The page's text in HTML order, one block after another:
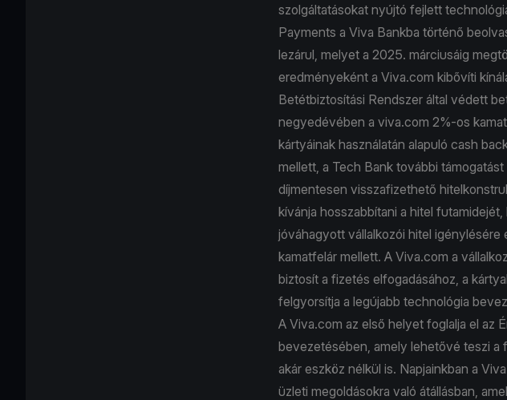
szolgáltatásokat nyújtó fejlett
Payments a Viva Βankba történő
lezárul, melyet a 2025. márciusáig
eredményeként a Viva.com kibővíti
Betétbiztosítási Rendszer által védett
negyedévében a viva.com 2%-os
kártyáinak használatán alapuló cash
mellett, a Tech Bank további
díjmentesen visszafizethető
kívánja hosszabbítani a hitel
jóváhagyott vállalkozói hitel
kamatfelár mellett. A Viva.com a
biztosít a fizetés elfogadásához, a
felgyorsítja a legújabb technológia
A Viva.com az első helyet foglalja el az
bevezetésében, amely lehetővé teszi a
akár eszköz nélkül is. Napjainkban a
üzleti megoldásokra való átállásban,